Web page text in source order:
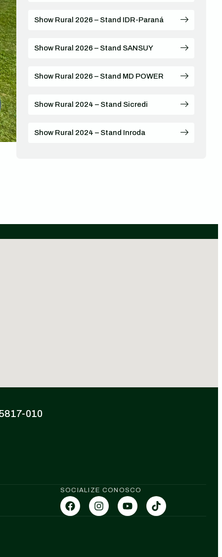
Show Rural 2026 – Stand IDR-Paraná
Show Rural 2026 – Stand SANSUY
Show Rural 2026 – Stand MD POWER
Show Rural 2024 – Stand Sicredi
Show Rural 2024 – Stand Inroda
010
SOCIALIZE CONOSCO